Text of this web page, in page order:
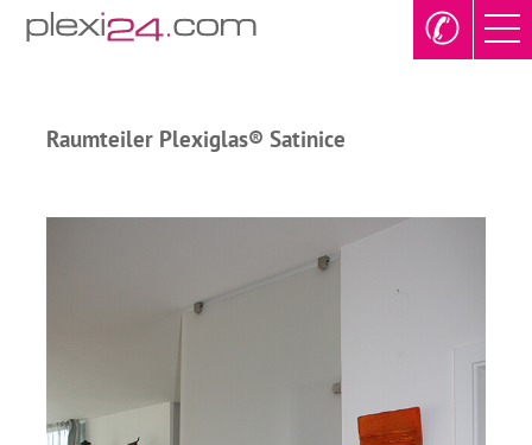
✆
Raumteiler Plexiglas® Satinice